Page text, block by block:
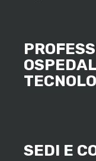
SEDI E